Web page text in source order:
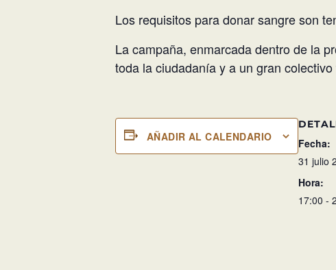
Los requisitos para donar sangre son
La campaña, enmarcada dentro de la
toda la ciudadanía y a un gran
AÑADIR AL CALENDARIO
Fecha:
31 julio
Hora:
17:00 -